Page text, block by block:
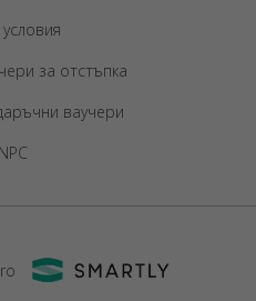
за отстъпка
ваучери